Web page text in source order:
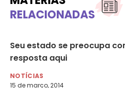
RELACIONADAS
Seu estado se preocupa
resposta aqui
NOTÍCIAS
15 de março, 2014